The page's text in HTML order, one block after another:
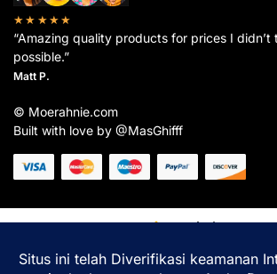
★★★★★
“Amazing quality products for prices I didn’t
possible.”
Matt P.
© Moerahnie.com
Built with love by @MasGhifff
Moerahnie.com
pengalaman belanja terbaik